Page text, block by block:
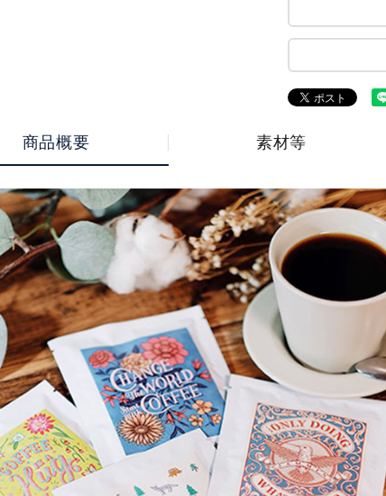
商品概要 素材等